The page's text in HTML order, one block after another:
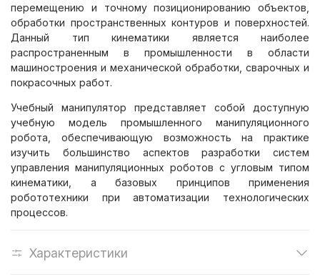
перемещению и точному позиционированию объектов,
обработки пространственных контуров и поверхностей.
Данный тип кинематики является наиболее
распространенным в промышленности в области
машиностроения и механической обработки, сварочных и
покрасочных работ.
Учебный манипулятор представляет собой доступную
учебную модель промышленного манипуляционного
робота, обеспечивающую возможность на практике
изучить большинство аспектов разработки систем
управления манипуляционных роботов с угловым типом
кинематики, а базовых принципов применения
робототехники при автоматизации технологических
процессов.
Характеристики